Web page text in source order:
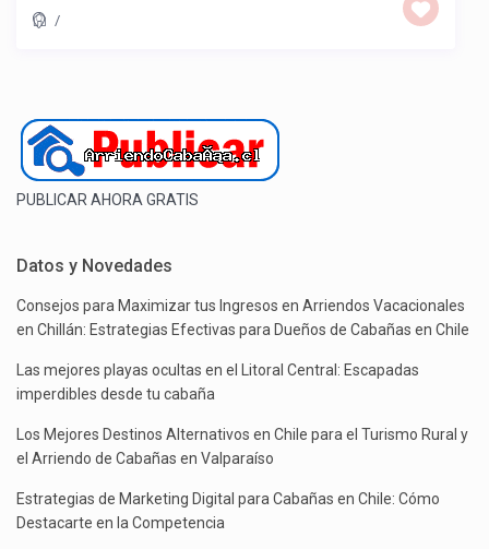
/
PUBLICAR AHORA GRATIS
Datos y Novedades
Consejos para Maximizar tus Ingresos en Arriendos Vacacionales
en Chillán: Estrategias Efectivas para Dueños de Cabañas en Chile
Las mejores playas ocultas en el Litoral Central: Escapadas
imperdibles desde tu cabaña
Los Mejores Destinos Alternativos en Chile para el Turismo Rural y
el Arriendo de Cabañas en Valparaíso
Estrategias de Marketing Digital para Cabañas en Chile: Cómo
Destacarte en la Competencia